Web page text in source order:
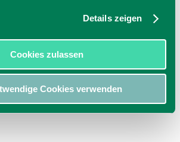
Details zeigen
Cookies zulassen
Cookies verwenden